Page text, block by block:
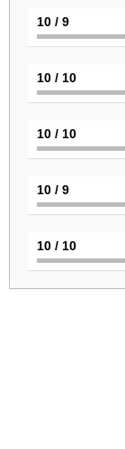
9
/ 10
10
/ 10
10
/ 10
9
/ 10
10
/ 10